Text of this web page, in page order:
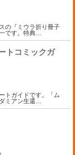
の『ミウラ折り冊子
です。特典
トコミックガ
トガイドです。「ム
ミアン生還